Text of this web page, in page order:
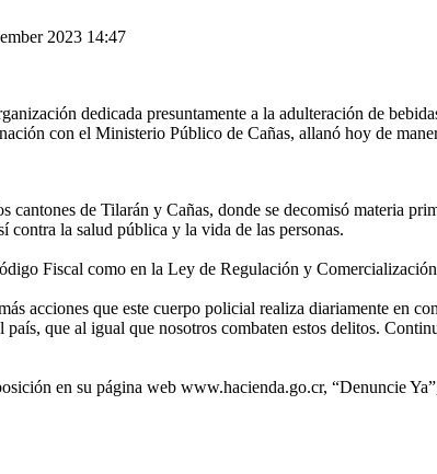
2023 14:47
dedicada presuntamente a la adulteración de
con el Ministerio Público de Cañas, allanó hoy de
cantones de Tilarán y Cañas, donde se decomisó materia
contra la salud pública y la vida de las personas.
Fiscal como en la Ley de Regulación y
acciones que este cuerpo policial realiza diariamente en
que al igual que nosotros combaten estos delitos.
en su página web www.hacienda.go.cr, “Denuncie